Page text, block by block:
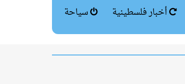
أخبار فلسطينية سياحة